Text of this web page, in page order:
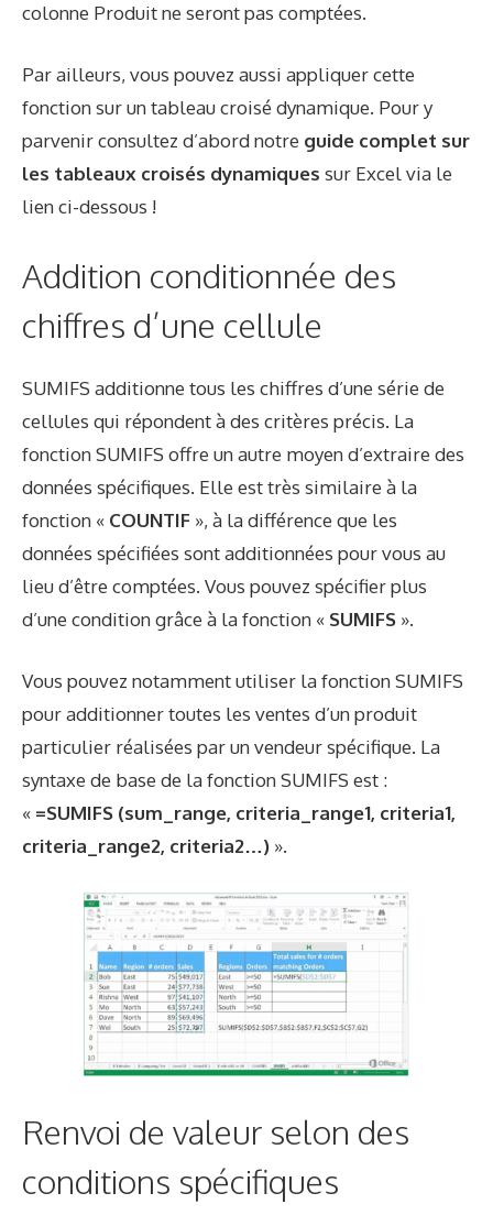
colonne Produit ne seront pas comptées.
Par ailleurs, vous pouvez aussi appliquer cette
fonction sur un tableau croisé dynamique. Pour y
parvenir consultez d’abord notre guide complet sur
les tableaux croisés dynamiques sur Excel via le
lien ci-dessous !
Addition conditionnée des
chiffres d’une cellule
SUMIFS additionne tous les chiffres d’une série de
cellules qui répondent à des critères précis. La
fonction SUMIFS offre un autre moyen d’extraire des
données spécifiques. Elle est très similaire à la
fonction « COUNTIF », à la différence que les
données spécifiées sont additionnées pour vous au
lieu d’être comptées. Vous pouvez spécifier plus
d’une condition grâce à la fonction « SUMIFS ».
Vous pouvez notamment utiliser la fonction SUMIFS
pour additionner toutes les ventes d’un produit
particulier réalisées par un vendeur spécifique. La
syntaxe de base de la fonction SUMIFS est :
« =SUMIFS (sum_range, criteria_range1, criteria1,
criteria_range2, criteria2…) ».
Renvoi de valeur selon des
conditions spécifiques